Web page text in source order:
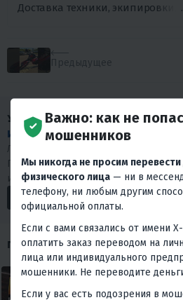
Доставка техники, экипировки,
Предыдущее
У НАС МНОГО
ИНТЕРЕСНОГО КОНТЕНТА
Любишь драйв и интересуешься
Подписывайся на наши
интересного.
ПОХОЖИЕ ОБЗОРЫ
Важно: как не
мошенников
Мы никогда не просим перевести
физического лица — ни в
телефону, ни любым другим
официальной оплаты.
Если с вами связались от имени
оплатить заказ переводом на
лица или индивидуального
мошенники. Не переводите
Если у вас есть подозрения в